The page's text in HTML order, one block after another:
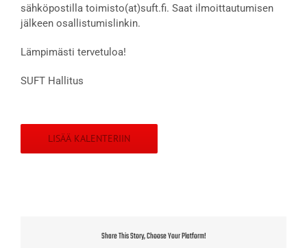
sähköpostilla toimisto(at)suft.fi. Saat ilmoittautumisen
jälkeen osallistumislinkin.
Lämpimästi tervetuloa!
SUFT Hallitus
LISÄÄ KALENTERIIN
Share This Story, Choose Your Platform!